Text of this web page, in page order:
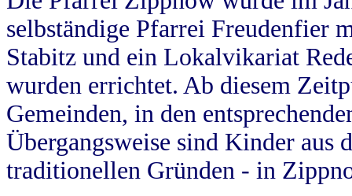
selbständige Pfarrei Freudenfier
Stabitz und ein Lokalvikariat
wurden errichtet. Ab diesem
Gemeinden, in den
Übergangsweise sind Kinder aus
traditionellen Gründen - in